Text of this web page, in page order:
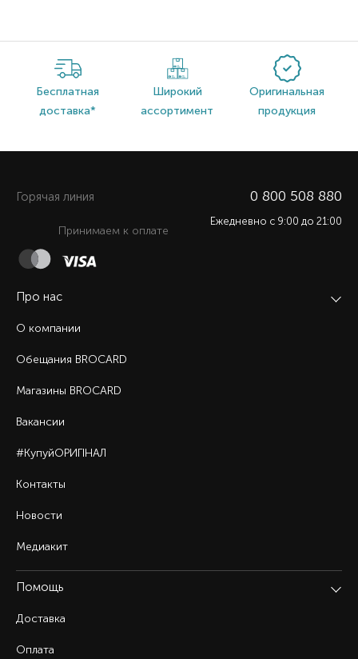
Бесплатная
доставка*
Широкий
ассортимент
Оригинальная
продукция
Про нас
О компании
Обещания BROCARD
Магазины BROCARD
Вакансии
#КупуйОРИГІНАЛ
Контакты
Новости
Медиакит
Помощь
Доставка
Оплата
Горячая линия 0 800 508 880
Ежедневно c 9:00 до 21:00
Принимаем к оплате